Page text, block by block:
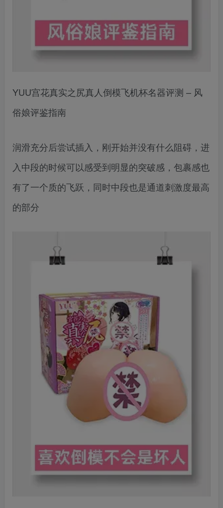
YUU宫花真实之尻真人倒模飞机杯名器评测 – 风
俗娘评鉴指南
润滑充分后尝试插入，刚开始并没有什么阻碍，进
入中段的时候可以感受到明显的突破感，包裹感也
有了一个质的飞跃，同时中段也是通道刺激度最高
的部分